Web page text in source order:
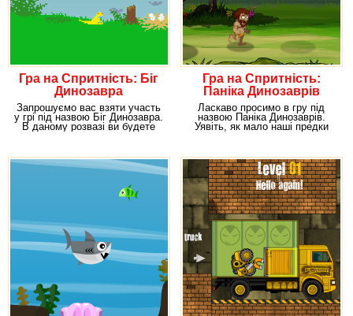
Гра на Спритність: Біг
Динозавра
Запрошуємо вас взяти участь
у грі під назвою Біг Динозавра.
В даному розвазі ви будете
Гра на Спритність:
Паніка Динозаврів
Ласкаво просимо в гру під
назвою Паніка Динозаврів.
Уявіть, як мало наші предки